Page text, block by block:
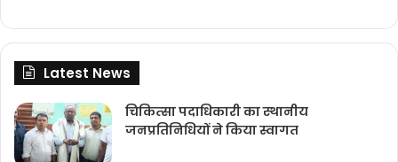
Latest News
चिकित्‍सा पदाधिकारी का स्थानीय
जनप्रतिनिधियों ने किया स्वागत